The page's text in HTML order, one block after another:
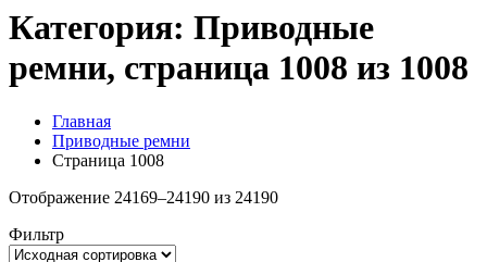
Категория: Приводные
ремни, страница 1008 из 1008
Главная
Приводные ремни
Страница 1008
Отображение 24169–24190 из 24190
Фильтр